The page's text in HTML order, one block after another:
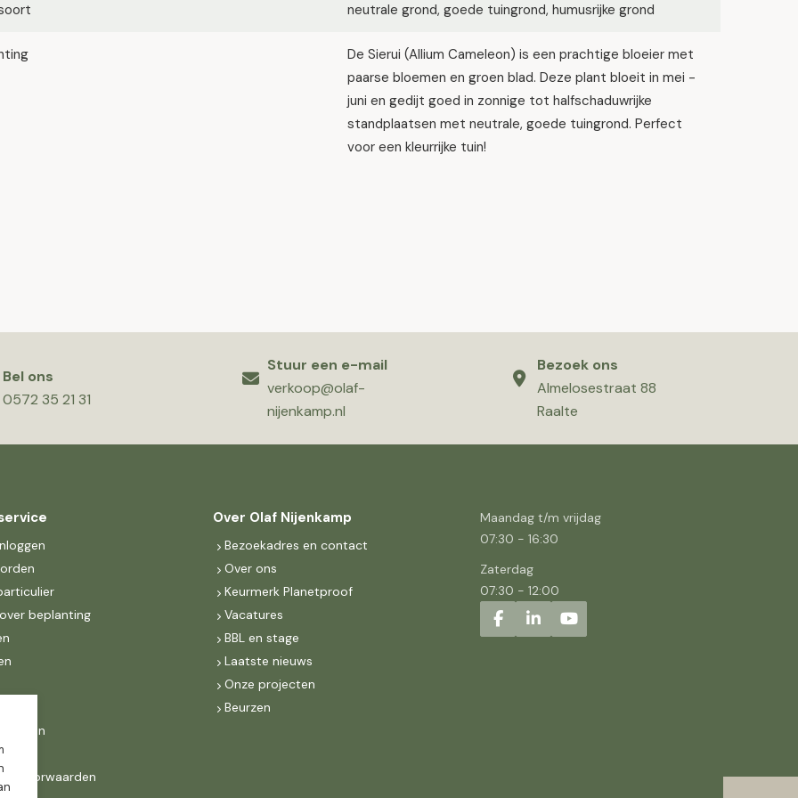
neutrale grond, goede tuingrond, humusrijke grond
De Sierui (Allium Cameleon) is een prachtige bloeier met
paarse bloemen en groen blad. Deze plant bloeit in mei -
juni en gedijt goed in zonnige tot halfschaduwrijke
standplaatsen met neutrale, goede tuingrond. Perfect
voor een kleurrijke tuin!
Bel ons
0572 35 21 31
Stuur een e-mail
verkoop@olaf-
nijenkamp.nl
Bezoek ons
Almelosestraat 88
Raalte
beplanting
Groen
voorwaarden
Over Olaf Nijenkamp
Bezoekadres en contact
Over ons
Keurmerk Planetproof
Vacatures
BBL en stage
Laatste nieuws
Onze projecten
Beurzen
Maandag t/m vrijdag
07:30 - 16:30
Zaterdag
07:30 - 12:00